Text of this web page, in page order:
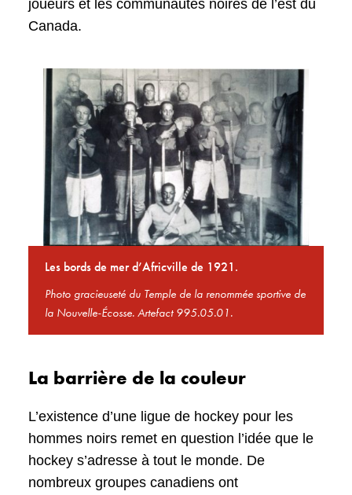
joueurs et les communautés noires de l’est du
Canada.
Les bords de mer d’Africville de 1921.
Photo gracieuseté du Temple de la renommée sportive de
la Nouvelle-Écosse. Artefact 995.05.01.
La barrière de la couleur
L’existence d’une ligue de hockey pour les
hommes noirs remet en question l’idée que le
hockey s’adresse à tout le monde. De
nombreux groupes canadiens ont